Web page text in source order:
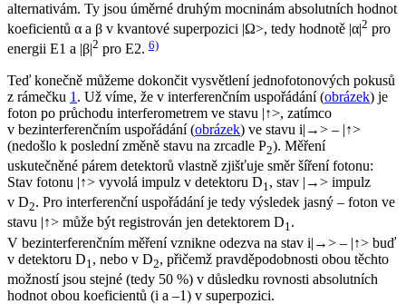
alternativám. Ty jsou úměrné druhým mocninám absolutních hodnot
koeficientů α a β v kvantové superpozici |Ω>, tedy hodnotě |α| 2 pro
energii E1 a |β| 2 pro E2. 6)
Teď konečně můžeme dokončit vysvětlení jednofotonových pokusů
z rámečku 1 . Už víme, že v interferenčním uspořádání (obrázek) je
foton po průchodu interferometrem ve stavu |↑>, zatímco
v bezinterferenčním uspořádání (obrázek) ve stavu i|→> – |↑>
(nedošlo k poslední změně stavu na zrcadle P2). Měření
uskutečněné párem detektorů vlastně zjišťuje směr šíření fotonu:
Stav fotonu |↑> vyvolá impulz v detektoru D1, stav |→> impulz
v D2. Pro interferenční uspořádání je tedy výsledek jasný – foton ve
stavu |↑> může být registrován jen detektorem D1.
V bezinterferenčním měření vznikne odezva na stav i|→> – |↑> buď
v detektoru D1 , nebo v D2, přičemž pravděpodobnosti obou těchto
možností jsou stejné (tedy 50 %) v důsledku rovnosti absolutních
hodnot obou koeficientů (i a –1) v superpozici.